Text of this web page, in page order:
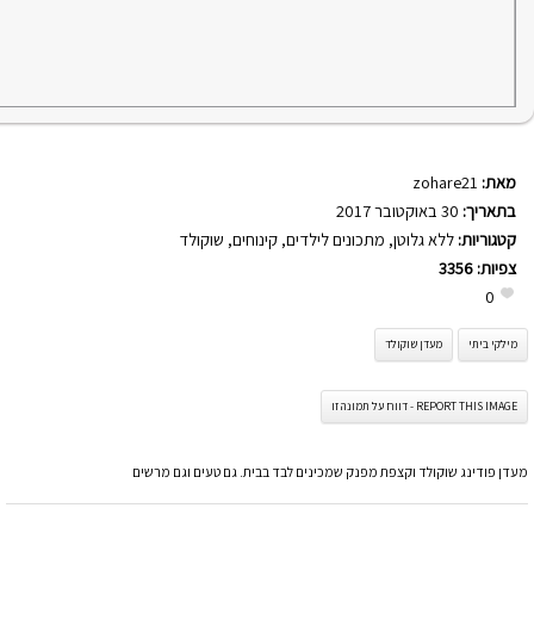
מאת: zohare21
בתאריך:
קטגוריות: ללא גלוטן, מתכונים לילדים, קינוחים, שוקולד
צפיות: 3356
0
מילקי ביתי מעדן שוקולד
REPORT THIS IMAGE - דווח על תמונה זו
מעדן פודינג שוקולד וקצפת מפנק שמכינים לבד בבית. גם טעים וגם מרשים